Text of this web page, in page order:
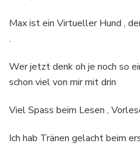
Max ist ein Virtueller Hund ,
.
Wer jetzt denk oh je noch so
schon viel von mir mit drin
Viel Spass beim Lesen ,
Ich hab Tränen gelacht beim